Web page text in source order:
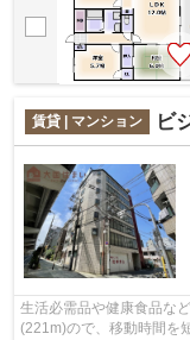
賃貸 | マンション ビ
生活必需品や健康食品な
(221m)ので、移動時間を